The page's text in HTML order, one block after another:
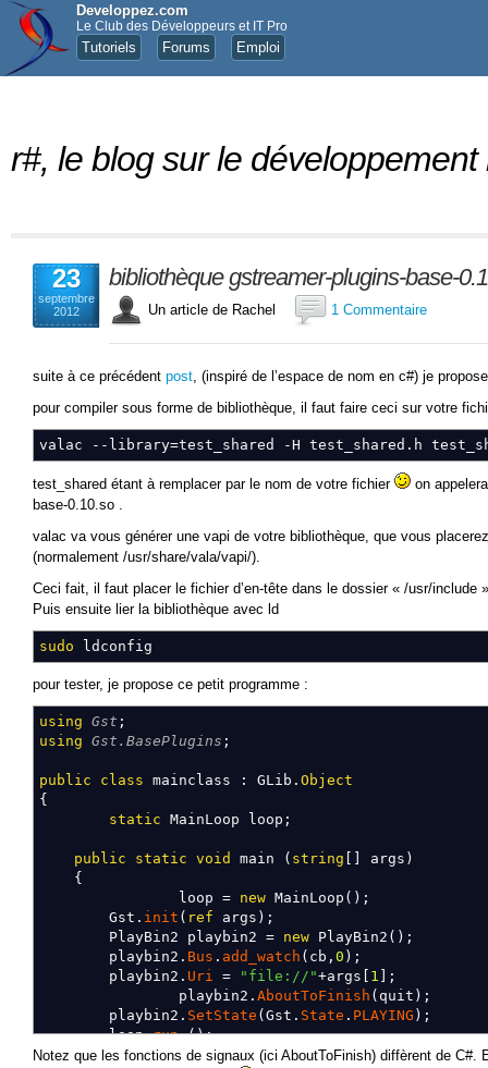
Developpez.com
Le Club des Développeurs et IT Pro
Tutoriels Forums Emploi
r#, le blog sur le
23
septembre
2012
bibliothèque gstreamer-plugins-base-
Un article de Rachel 1 Commentaire
suite à ce précédent post, (inspiré de l’espace de nom en c#) je
pour compiler sous forme de bibliothèque, il faut faire ceci sur votre
valac --library=test_shared -H test_shared.h
test_shared étant à remplacer par le nom de votre fichier
on
base-0.10.so .
valac va vous générer une vapi de votre bibliothèque, que vous
(normalement /usr/share/vala/vapi/).
Ceci fait, il faut placer le fichier d’en-tête dans le dossier « /usr/include
Puis ensuite lier la bibliothèque avec ld
sudo ldconfig
pour tester, je propose ce petit programme :
using Gst ;
using Gst.BasePlugins ;
public class mainclass : GLib . Object
{
static MainLoop loop ;
public static void main ( string args )
{
loop = new MainLoop ( ) ;
Gst . init ( ref args ) ;
PlayBin2 playbin2 = new PlayBin2 ( ) ;
playbin2 . Bus . add_watch ( cb, 0 ) ;
playbin2 . Uri = "file://"+args 1
;
playbin2 . AboutToFinish ( quit ) ;
playbin2 . SetState ( Gst . State . PLAYING ) ;
loop.run ();
}
Notez que les fonctions de signaux (ici AboutToFinish) diffèrent de C#.